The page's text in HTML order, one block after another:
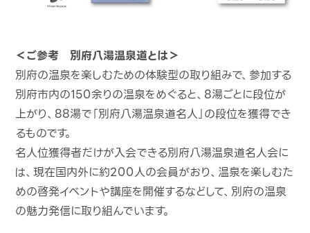
＜ご参考 別府八湯温泉道とは＞
別府の温泉を楽しむための体験型の取り組みで、参加する
別府市内の150余りの温泉をめぐると、8湯ごとに段位が
上がり、88湯で「別府八湯温泉道名人」の段位を獲得でき
るものです。
名人位獲得者だけが入会できる別府八湯温泉道名人会に
は、現在国内外に約200人の会員がおり、温泉を楽しむた
めの啓発イベントや講座を開催するなどして、別府の温泉
の魅力発信に取り組んでいます。